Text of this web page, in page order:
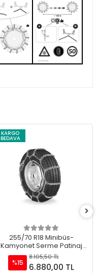
KARGO
BEDAVA
255/70 R18 Minibüs-
Kamyonet Serme Patinaj
Zinciri - M220
%15
8.105,50 TL
6.880,00 TL